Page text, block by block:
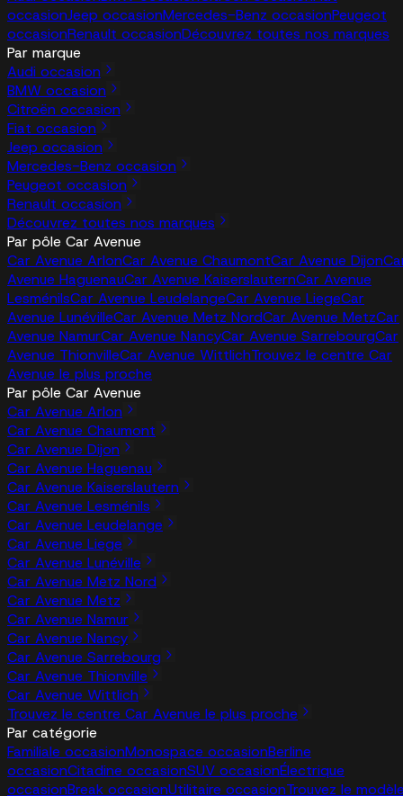
occasionJeep occasionMercedes-Benz occasionPeugeot
occasionRenault occasionDécouvrez toutes nos marques
Par marque
Audi occasion
BMW occasion
Citroën occasion
Fiat occasion
Jeep occasion
Mercedes-Benz occasion
Peugeot occasion
Renault occasion
Découvrez toutes nos marques
Par pôle Car Avenue
Car Avenue ArlonCar Avenue ChaumontCar Avenue Dijon
Avenue HaguenauCar Avenue KaiserslauternCar Avenue
LesménilsCar Avenue LeudelangeCar Avenue LiegeCar
Avenue LunévilleCar Avenue Metz NordCar Avenue MetzCar
Avenue NamurCar Avenue NancyCar Avenue SarrebourgCar
Avenue ThionvilleCar Avenue WittlichTrouvez le centre Car
Avenue le plus proche
Par pôle Car Avenue
Car Avenue Arlon
Car Avenue Chaumont
Car Avenue Dijon
Car Avenue Haguenau
Car Avenue Kaiserslautern
Car Avenue Lesménils
Car Avenue Leudelange
Car Avenue Liege
Car Avenue Lunéville
Car Avenue Metz Nord
Car Avenue Metz
Car Avenue Namur
Car Avenue Nancy
Car Avenue Sarrebourg
Car Avenue Thionville
Car Avenue Wittlich
Trouvez le centre Car Avenue le plus proche
Par catégorie
Familiale occasionMonospace occasionBerline
occasionCitadine occasionSUV occasionÉlectrique
occasionBreak occasionUtilitaire occasionTrouvez le